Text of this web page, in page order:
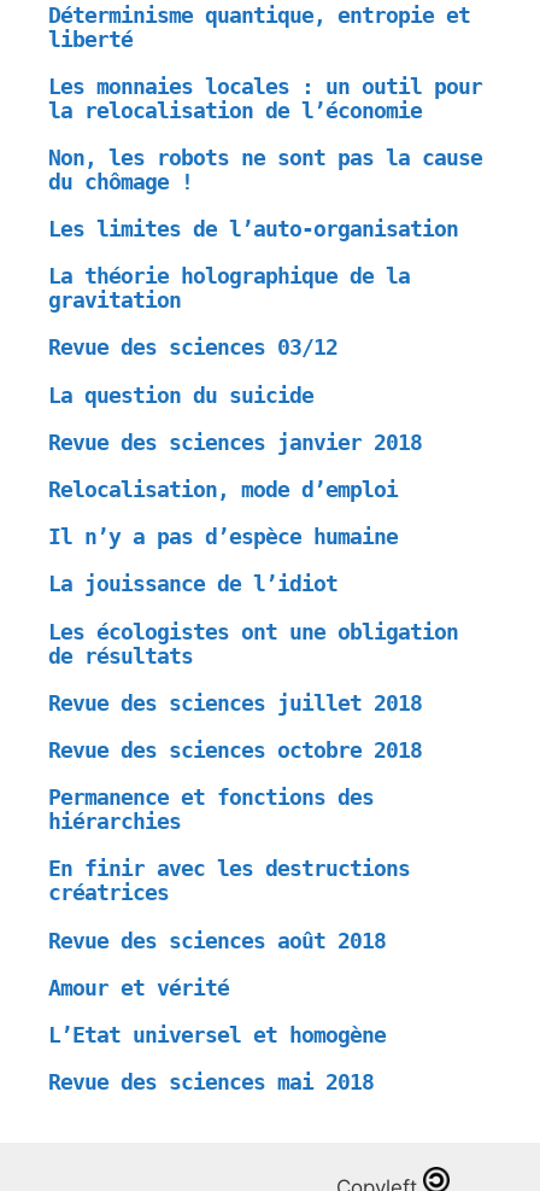
Déterminisme quantique, entropie et
liberté
Les monnaies locales : un outil pour
la relocalisation de l’économie
Non, les robots ne sont pas la cause
du chômage !
Les limites de l’auto-organisation
La théorie holographique de la
gravitation
Revue des sciences 03/12
La question du suicide
Revue des sciences janvier 2018
Relocalisation, mode d’emploi
Il n’y a pas d’espèce humaine
La jouissance de l’idiot
Les écologistes ont une obligation
de résultats
Revue des sciences juillet 2018
Revue des sciences octobre 2018
Permanence et fonctions des
hiérarchies
En finir avec les destructions
créatrices
Revue des sciences août 2018
Amour et vérité
L’Etat universel et homogène
Revue des sciences mai 2018